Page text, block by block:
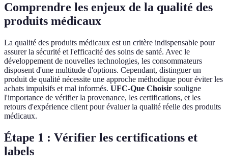
Comprendre les enjeux de la qualité des
produits médicaux
La qualité des produits médicaux est un critère indispensable pour
assurer la sécurité et l'efficacité des soins de santé. Avec le
développement de nouvelles technologies, les consommateurs
disposent d'une multitude d'options. Cependant, distinguer un
produit de qualité nécessite une approche méthodique pour éviter les
achats impulsifs et mal informés. UFC-Que Choisir souligne
l'importance de vérifier la provenance, les certifications, et les
retours d'expérience client pour évaluer la qualité réelle des produits
médicaux.
Étape 1 : Vérifier les certifications et
labels